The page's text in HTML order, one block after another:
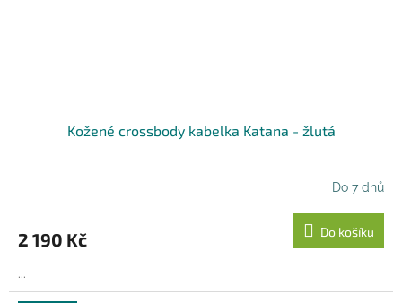
Kožené crossbody kabelka Katana - žlutá
Do 7 dnů
2 190 Kč Do košíku
...